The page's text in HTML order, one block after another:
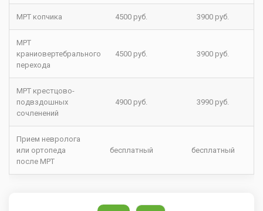
МРТ копчика 4500 руб. 3900 руб.
МРТ
краниовертебрального
перехода
4500 руб. 3900 руб.
МРТ крестцово-
подвздошных
сочленений
4900 руб. 3990 руб.
Прием невролога
или ортопеда
после МРТ
бесплатный бесплатный